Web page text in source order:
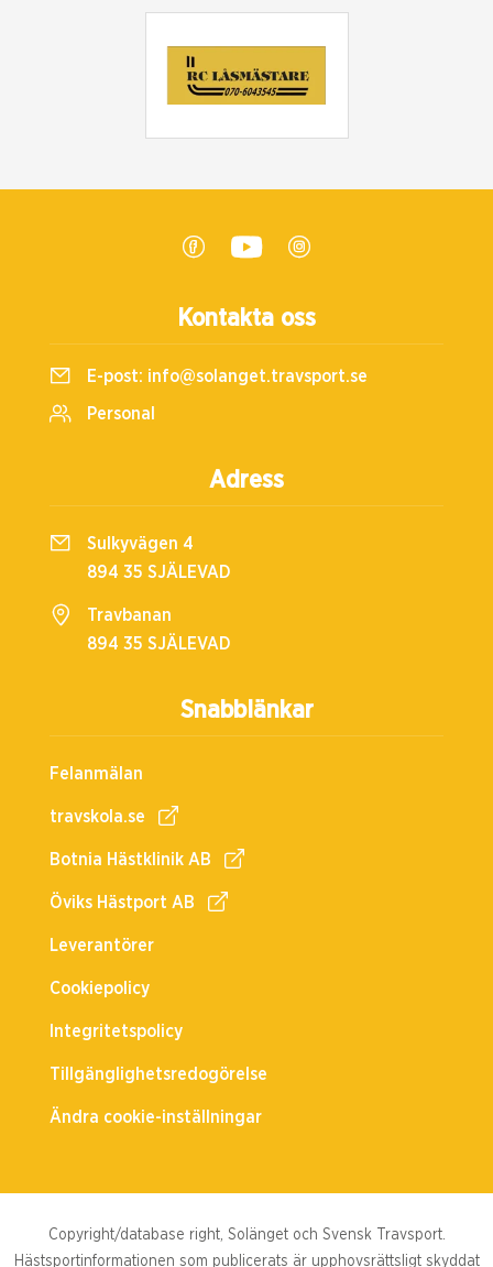
Snabblänkar
Felanmälan
travskola.se
Botnia Hästklinik AB
Öviks Hästport AB
Leverantörer
Cookiepolicy
Integritetspolicy
Tillgänglighetsredogörelse
Ändra cookie-inställningar
Kontakta oss
E-post: info@solanget.travsport.se
Personal
Adress
Sulkyvägen 4
894 35 SJÄLEVAD
Travbanan
894 35 SJÄLEVAD
Copyright/database right, Solänget och Svensk Travsport.
Hästsportinformationen som publicerats är upphovsrättsligt skyddat